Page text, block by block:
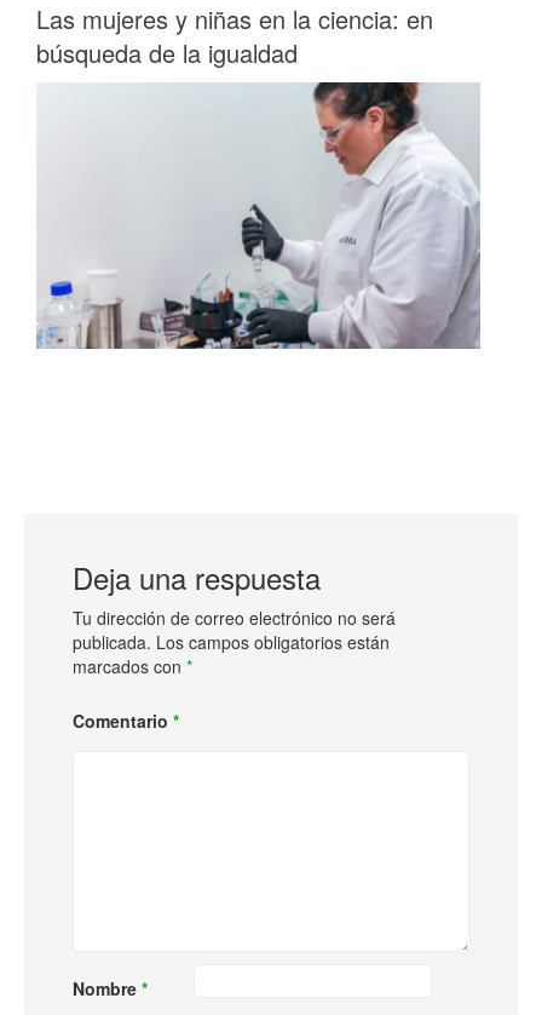
Las mujeres y niñas en la ciencia: en
búsqueda de la igualdad
Deja una respuesta
Tu dirección de correo electrónico no será
publicada. Los campos obligatorios están
marcados con *
Comentario *
Nombre *